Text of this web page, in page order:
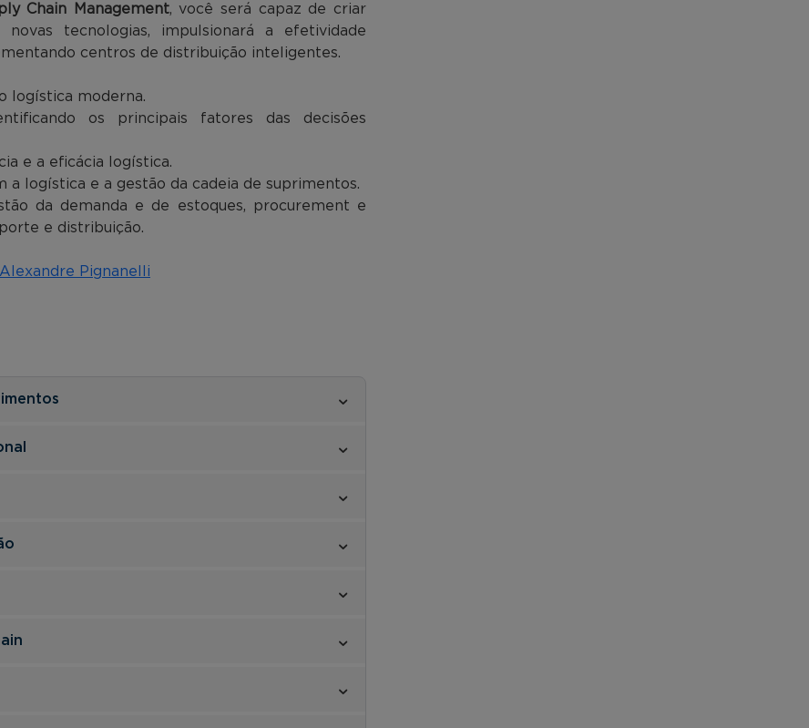
Chain Management, você será capaz de criar
tecnologias, impulsionará a efetividade
centros de distribuição inteligentes.
logística moderna.
os principais fatores das decisões
e a eficácia logística.
a logística e a gestão da cadeia de suprimentos.
da demanda e de estoques, procurement e
e distribuição.
Alexandre Pignanelli